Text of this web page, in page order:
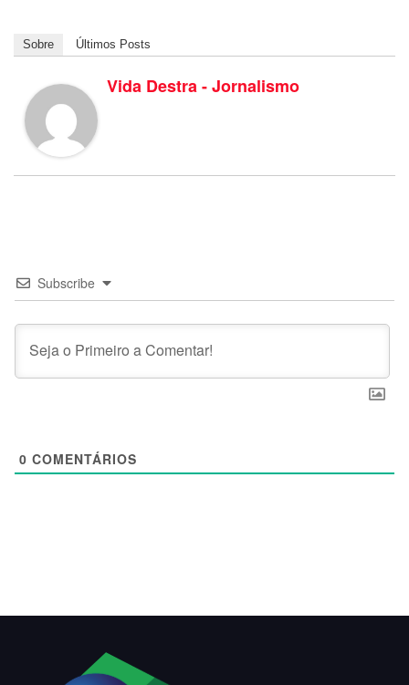
Sobre Últimos Posts
Vida Destra - Jornalismo
Subscribe
0 COMENTÁRIOS